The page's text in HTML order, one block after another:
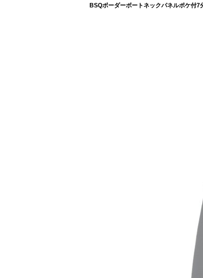
BSQボーダーボートネックパネルポケ付